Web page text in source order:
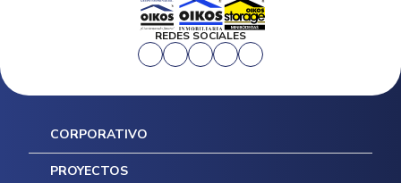
REDES SOCIALES
CORPORATIVO
Inicio
PROYECTOS